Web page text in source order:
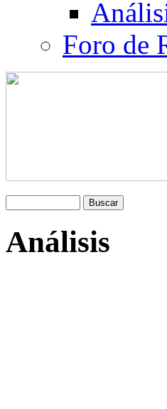
Foro de
Análisis